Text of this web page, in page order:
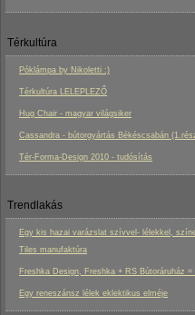
Térkultúra
Póklámpa by Nikoletti :)
Térkultúra LELEPLEZŐ
Hug Chair - magyar világsiker
Cassandra - bútorgyártás Békéscsabán
Tér-Forma-Design 2010 - tudósítás
Trendlakás
Egy kis hazai varázslat szívvel- lélekkel,
Tiles manufaktúra
Freshka Design, Freshka + RS Bútoráruház
Egy reneszánsz lélek eklektikus elméje